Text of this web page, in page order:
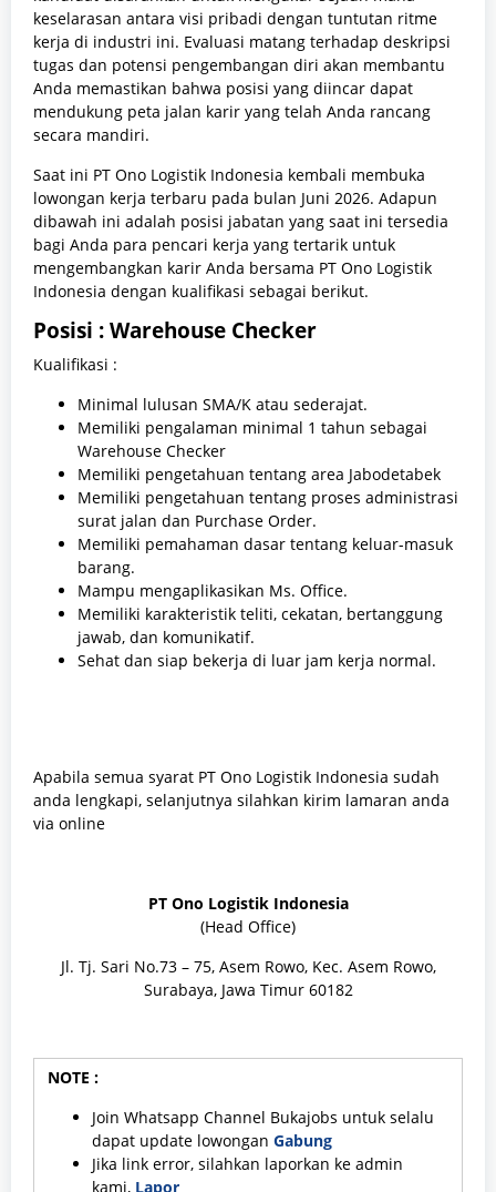
keselarasan antara visi pribadi dengan tuntutan ritme
kerja di industri ini. Evaluasi matang terhadap deskripsi
tugas dan potensi pengembangan diri akan membantu
Anda memastikan bahwa posisi yang diincar dapat
mendukung peta jalan karir yang telah Anda rancang
secara mandiri.
Saat ini PT Ono Logistik Indonesia kembali membuka
lowongan kerja terbaru pada bulan Juni 2026. Adapun
dibawah ini adalah posisi jabatan yang saat ini tersedia
bagi Anda para pencari kerja yang tertarik untuk
mengembangkan karir Anda bersama PT Ono Logistik
Indonesia dengan kualifikasi sebagai berikut.
Posisi : Warehouse Checker
Kualifikasi :
Minimal lulusan SMA/K atau sederajat.
Memiliki pengalaman minimal 1 tahun sebagai
Warehouse Checker
Memiliki pengetahuan tentang area Jabodetabek
Memiliki pengetahuan tentang proses administrasi
surat jalan dan Purchase Order.
Memiliki pemahaman dasar tentang keluar-masuk
barang.
Mampu mengaplikasikan Ms. Office.
Memiliki karakteristik teliti, cekatan, bertanggung
jawab, dan komunikatif.
Sehat dan siap bekerja di luar jam kerja normal.
Apabila semua syarat PT Ono Logistik Indonesia sudah
anda lengkapi, selanjutnya silahkan kirim lamaran anda
via online
PT Ono Logistik Indonesia
(Head Office)
Jl. Tj. Sari No.73 – 75, Asem Rowo, Kec. Asem Rowo,
Surabaya, Jawa Timur 60182
NOTE :
Join Whatsapp Channel Bukajobs untuk selalu
dapat update lowongan Gabung
Jika link error, silahkan laporkan ke admin
kami, Lapor